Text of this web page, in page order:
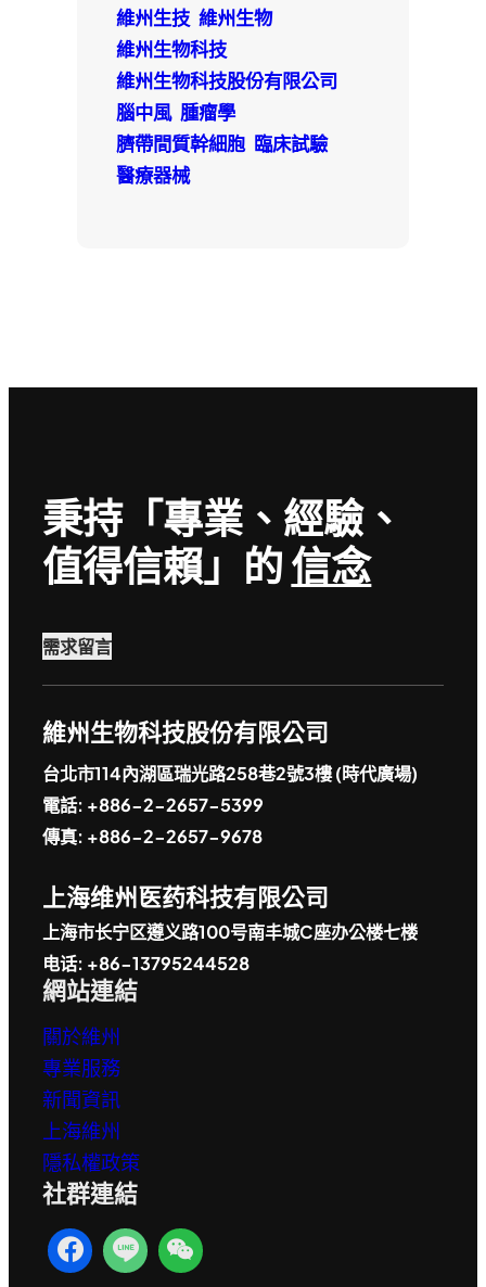
維州生技 維州生物
維州生物科技
維州生物科技股份有限公司
腦中風 腫瘤學
臍帶間質幹細胞 臨床試驗
醫療器械
秉持「專業、經驗、
值得信賴」的信念
需求留言
維州生物科技股份有限公司
台北市114內湖區瑞光路258巷2號3樓 (時代廣場)
電話: +886-2-2657-5399
傳真: +886-2-2657-9678
上海维州医药科技有限公司
上海市长宁区遵义路100号南丰城C座办公楼七楼
电话: +86-13795244528
網站連結
關於維州
專業服務
新聞資訊
上海維州
隱私權政策
社群連結